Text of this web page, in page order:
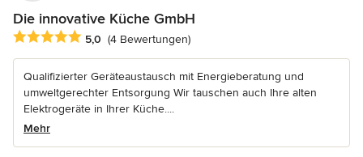
Die innovative Küche GmbH
Durchschnittliche Bewertung: 5 von 5 Sternen
5,0 (4 Bewertungen)
Qualifizierter Geräteaustausch mit Energieberatung und
umweltgerechter Entsorgung Wir tauschen auch Ihre alten
Elektrogeräte in Ihrer Küche....
Mehr